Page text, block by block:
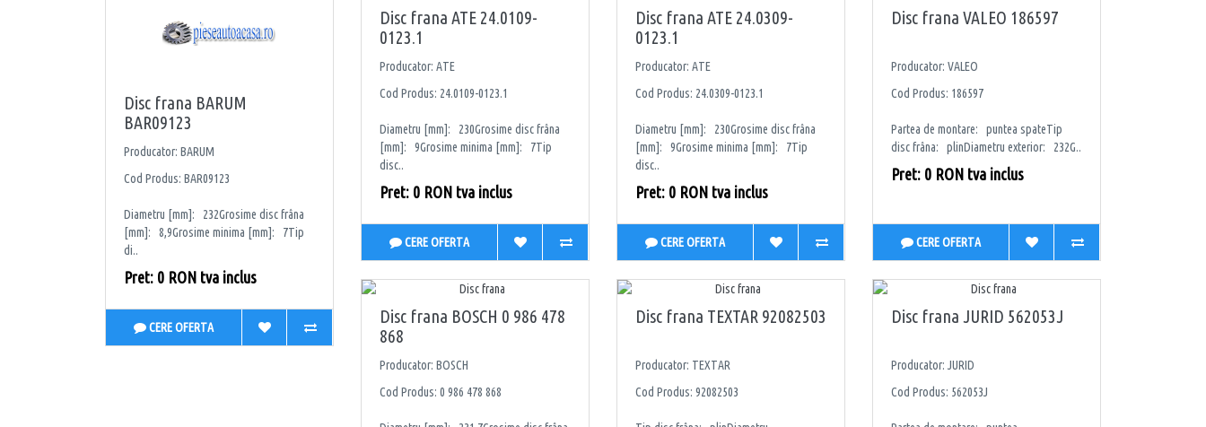
Disc frana BARUM
BAR09123
Producator: BARUM
Cod Produs: BAR09123
Diametru [mm]: 232Grosime disc frâna
[mm]: 8,9Grosime minima [mm]: 7Tip
di..
Pret: 0 RON tva inclus
CERE OFERTA
Disc frana ATE 24.0109-
0123.1
Producator: ATE
Cod Produs: 24.0109-0123.1
Diametru [mm]: 230Grosime disc frâna
[mm]: 9Grosime minima [mm]: 7Tip
disc..
Pret: 0 RON tva inclus
CERE OFERTA
Disc frana ATE 24.0309-
0123.1
Producator: ATE
Cod Produs: 24.0309-0123.1
Diametru [mm]: 230Grosime disc frâna
[mm]: 9Grosime minima [mm]: 7Tip
disc..
Pret: 0 RON tva inclus
CERE OFERTA
Disc frana VALEO 186597
Producator: VALEO
Cod Produs: 186597
Partea de montare: puntea spateTip
disc frâna: plinDiametru exterior: 232G..
Pret: 0 RON tva inclus
CERE OFERTA
Disc frana BOSCH 0 986 478
868
Producator: BOSCH
Cod Produs: 0 986 478 868
Disc frana TEXTAR 92082503
Producator: TEXTAR
Cod Produs: 92082503
Disc frana JURID 562053J
Producator: JURID
Cod Produs: 562053J